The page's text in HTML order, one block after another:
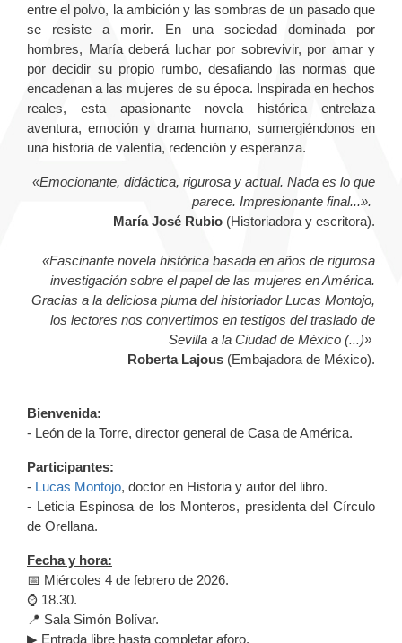
entre el polvo, la ambición y las sombras de un pasado que
se resiste a morir. En una sociedad dominada por
hombres, María deberá luchar por sobrevivir, por amar y
por decidir su propio rumbo, desafiando las normas que
encadenan a las mujeres de su época. Inspirada en hechos
reales, esta apasionante novela histórica entrelaza
aventura, emoción y drama humano, sumergiéndonos en
una historia de valentía, redención y esperanza.
«Emocionante, didáctica, rigurosa y actual. Nada es lo que
parece. Impresionante final...».
María José Rubio (Historiadora y escritora).
«Fascinante novela histórica basada en años de rigurosa
investigación sobre el papel de las mujeres en América.
Gracias a la deliciosa pluma del historiador Lucas Montojo,
los lectores nos convertimos en testigos del traslado de
Sevilla a la Ciudad de México (...)»
Roberta Lajous (Embajadora de México).
Bienvenida:
- León de la Torre, director general de Casa de América.
Participantes:
- Lucas Montojo, doctor en Historia y autor del libro.
- Leticia Espinosa de los Monteros, presidenta del Círculo
de Orellana.
Fecha y hora:
📅 Miércoles 4 de febrero de 2026.
⌚ 18.30.
📍 Sala Simón Bolívar.
▶ Entrada libre hasta completar aforo.